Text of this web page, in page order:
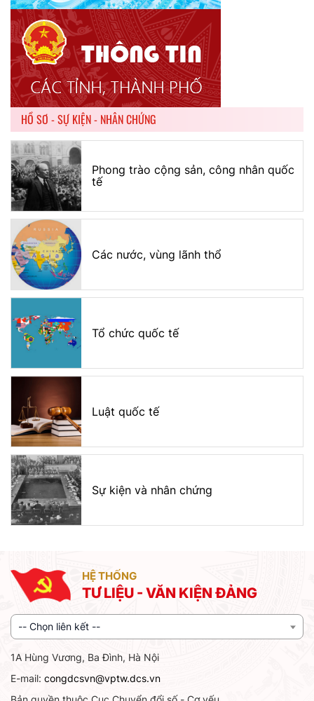
HỒ SƠ - SỰ KIỆN - NHÂN CHỨNG
Phong trào cộng sản, công nhân quốc
tế
Các nước, vùng lãnh thổ
Tổ chức quốc tế
Luật quốc tế
Sự kiện và nhân chứng
HỆ THỐNG
TƯ LIỆU - VĂN KIỆN ĐẢNG
-- Chọn liên kết --
1A Hùng Vương, Ba Đình, Hà Nội
E-mail: congdcsvn@vptw.dcs.vn